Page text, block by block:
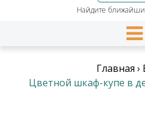
Найдите
Главная ›
Цветной шкаф-купе в